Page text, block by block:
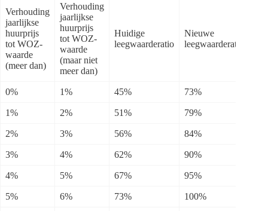
Verhouding
jaarlijkse
huurprijs
tot WOZ-
waarde
(meer dan)
Verhouding
jaarlijkse
huurprijs
tot WOZ-
waarde
(maar niet
meer dan)
Huidige
leegwaarderatio
Nieuwe
leegwaarderatio
0% 1% 45% 73%
1% 2% 51% 79%
2% 3% 56% 84%
3% 4% 62% 90%
4% 5% 67% 95%
5% 6% 73% 100%